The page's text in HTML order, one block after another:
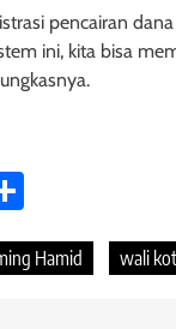
pencairan
ini, kita bisa
Hamid wali